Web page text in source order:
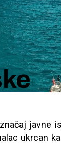
javne
ukrcan